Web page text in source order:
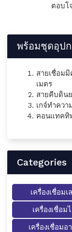
ตอบโ
พร้อมชุดอุป
สายเชื่อม
เมตร
สายคีบดิน
เกจ์ทำคว
คอนแทคทิ
Categories
เครื่องเชื่อมเ
เครื่องเชื่อม
เครื่องเชื่อมอ